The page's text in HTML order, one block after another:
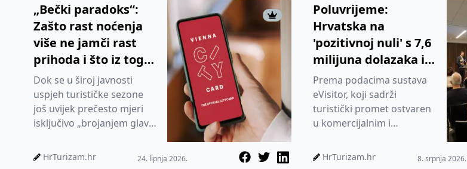
„Bečki paradoks“:
Zašto rast noćenja
više ne jamči rast
prihoda i što iz toga
mora naučiti
Hrvatska?
Dok se u široj javnosti
uspjeh turističke sezone
još uvijek prečesto mjeri
isključivo „brojanjem glava“
najnoviji podaci T...
HrTurizam.hr 24. lipnja 2026.
Poluvrijeme:
Hrvatska na
'pozitivnoj nuli' s 7,6
milijuna dolazaka i
29,5 milijuna
noćenja
Prema podacima sustava
eVisitor, koji sadrži
turistički promet ostvaren
u komercijalnim i
te nautičkom charteru
HrTurizam.hr 8. srpnja 2026.